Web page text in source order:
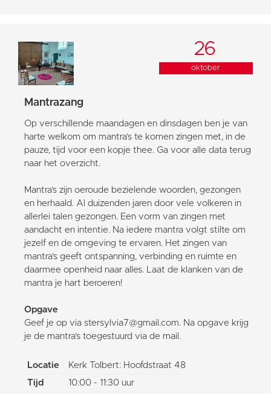
26
oktober
Mantrazang
Op verschillende maandagen en dinsdagen ben je van
harte welkom om mantra’s te komen zingen met, in de
pauze, tijd voor een kopje thee. Ga voor alle data terug
naar het overzicht.
Mantra’s zijn oeroude bezielende woorden, gezongen
en herhaald. Al duizenden jaren door vele volkeren in
allerlei talen gezongen. Een vorm van zingen met
aandacht en intentie. Na iedere mantra volgt stilte om
jezelf en de omgeving te ervaren. Het zingen van
mantra’s geeft ontspanning, verbinding en ruimte en
daarmee openheid naar alles. Laat de klanken van de
mantra je hart beroeren!
Opgave
Geef je op via stersylvia7@gmail.com. Na opgave krijg
je de mantra’s toegestuurd via de mail.
Locatie
Kerk Tolbert: Hoofdstraat 48
Tijd
10:00 - 11:30 uur